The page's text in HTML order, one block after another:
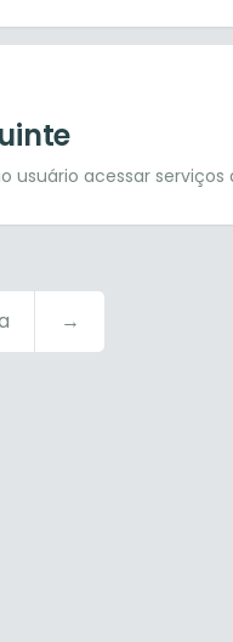
usuário acessar serviços
→